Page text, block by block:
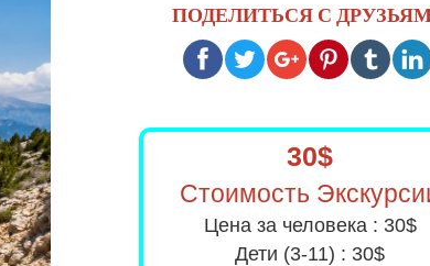
30$
Стоимость
Цена за человека : 30$
Дети (3-11) : 30$
ПОДЕЛИТЬСЯ С